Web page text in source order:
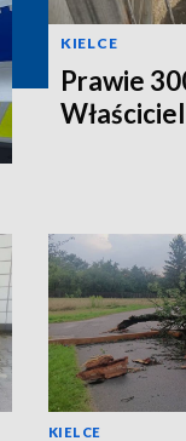
KIELCE
Prawie
KIELCE